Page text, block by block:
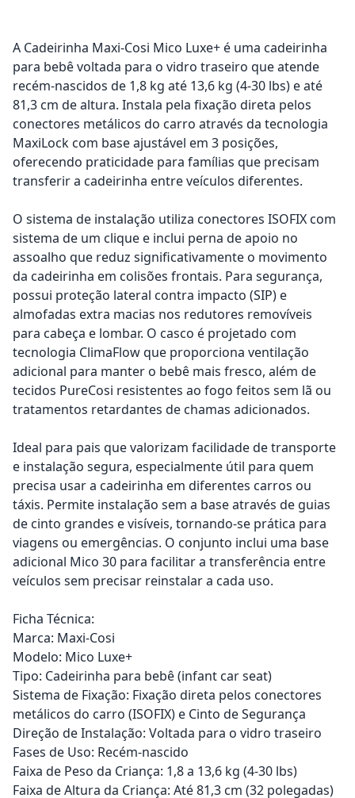
A Cadeirinha Maxi-Cosi Mico Luxe+ é uma cadeirinha
para bebê voltada para o vidro traseiro que atende
recém-nascidos de 1,8 kg até 13,6 kg (4-30 lbs) e até
81,3 cm de altura. Instala pela fixação direta pelos
conectores metálicos do carro através da tecnologia
MaxiLock com base ajustável em 3 posições,
oferecendo praticidade para famílias que precisam
transferir a cadeirinha entre veículos diferentes.
O sistema de instalação utiliza conectores ISOFIX com
sistema de um clique e inclui perna de apoio no
assoalho que reduz significativamente o movimento
da cadeirinha em colisões frontais. Para segurança,
possui proteção lateral contra impacto (SIP) e
almofadas extra macias nos redutores removíveis
para cabeça e lombar. O casco é projetado com
tecnologia ClimaFlow que proporciona ventilação
adicional para manter o bebê mais fresco, além de
tecidos PureCosi resistentes ao fogo feitos sem lã ou
tratamentos retardantes de chamas adicionados.
Ideal para pais que valorizam facilidade de transporte
e instalação segura, especialmente útil para quem
precisa usar a cadeirinha em diferentes carros ou
táxis. Permite instalação sem a base através de guias
de cinto grandes e visíveis, tornando-se prática para
viagens ou emergências. O conjunto inclui uma base
adicional Mico 30 para facilitar a transferência entre
veículos sem precisar reinstalar a cada uso.
Ficha Técnica:
Marca: Maxi-Cosi
Modelo: Mico Luxe+
Tipo: Cadeirinha para bebê (infant car seat)
Sistema de Fixação: Fixação direta pelos conectores
metálicos do carro (ISOFIX) e Cinto de Segurança
Direção de Instalação: Voltada para o vidro traseiro
Fases de Uso: Recém-nascido
Faixa de Peso da Criança: 1,8 a 13,6 kg (4-30 lbs)
Faixa de Altura da Criança: Até 81,3 cm (32 polegadas)